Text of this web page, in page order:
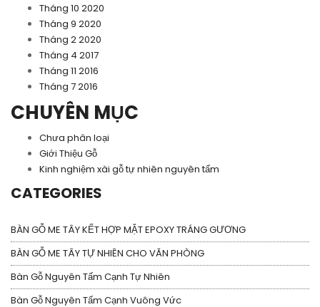
Tháng 10 2020
Tháng 9 2020
Tháng 2 2020
Tháng 4 2017
Tháng 11 2016
Tháng 7 2016
CHUYÊN MỤC
Chưa phân loại
Giới Thiệu Gỗ
Kinh nghiệm xài gỗ tự nhiên nguyên tấm
CATEGORIES
BÀN GỖ ME TÂY KẾT HỢP MẶT EPOXY TRÁNG GƯƠNG
BÀN GỖ ME TÂY TỰ NHIÊN CHO VĂN PHÒNG
Bàn Gỗ Nguyên Tấm Cạnh Tự Nhiên
Bàn Gỗ Nguyên Tấm Cạnh Vuông Vức